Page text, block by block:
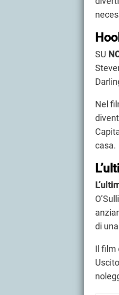
SU
Nel
casa.
di
Il film